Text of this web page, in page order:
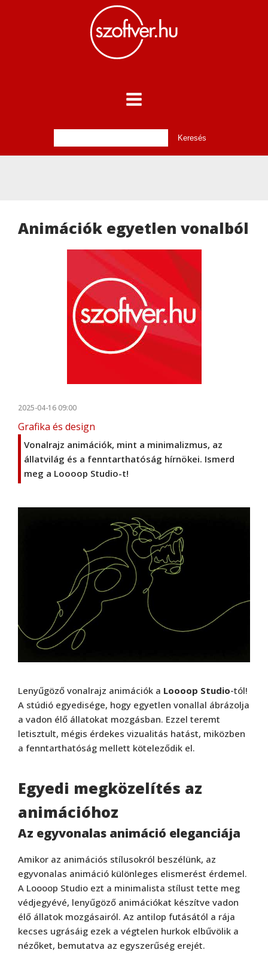
Animációk egyetlen vonalból
2025-04-16 09:00
Grafika és design
Vonalrajz animációk, mint a minimalizmus, az
állatvilág és a fenntarthatóság hírnökei. Ismerd
meg a Loooop Studio-t!
Lenyűgöző vonalrajz animációk a Loooop Studio-tól!
A stúdió egyedisége, hogy egyetlen vonallal ábrázolja
a vadon élő állatokat mozgásban. Ezzel teremt
letisztult, mégis érdekes vizualitás hatást, miközben
a fenntarthatóság mellett köteleződik el.
Egyedi megközelítés az
animációhoz
Az egyvonalas animáció eleganciája
Amikor az animációs stílusokról beszélünk, az
egyvonalas animáció különleges elismerést érdemel.
A Loooop Studio ezt a minimalista stílust tette meg
védjegyévé, lenyűgöző animációkat készítve vadon
élő állatok mozgásairól. Az antilop futásától a rája
kecses ugrásáig ezek a végtelen hurkok elbűvölik a
nézőket, bemutatva az egyszerűség erejét.